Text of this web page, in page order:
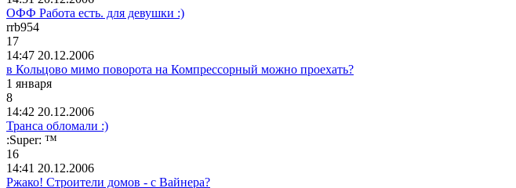
ОФФ Работа есть. для девушки :)
rrb954
17
14:47 20.12.2006
в Кольцово мимо поворота на Компрессорный можно проехать?
1 января
8
14:42 20.12.2006
Транса обломали :)
:Super: ™
16
14:41 20.12.2006
Ржако! Строители домов - с Вайнера?